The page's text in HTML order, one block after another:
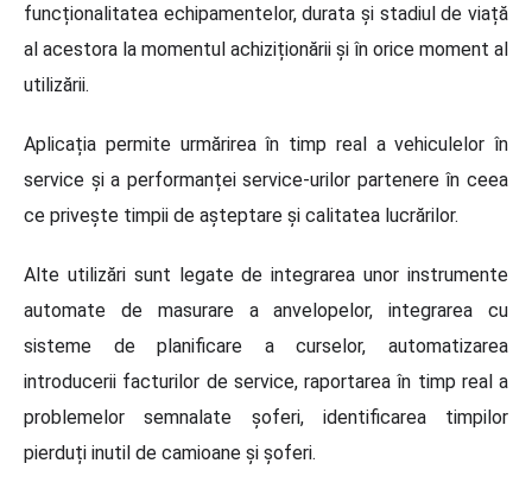
funcționalitatea echipamentelor, durata și stadiul de viață
al acestora la momentul achiziționării și în orice moment al
utilizării.
Aplicația permite urmărirea în timp real a vehiculelor în
service și a performanței service-urilor partenere în ceea
ce privește timpii de așteptare și calitatea lucrărilor.
Alte utilizări sunt legate de integrarea unor instrumente
automate de masurare a anvelopelor, integrarea cu
sisteme de planificare a curselor, automatizarea
introducerii facturilor de service, raportarea în timp real a
problemelor semnalate șoferi, identificarea timpilor
pierduți inutil de camioane și șoferi.